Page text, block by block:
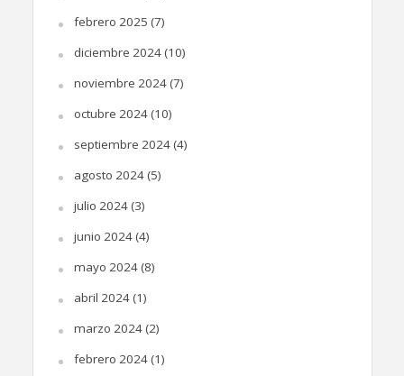
febrero 2025 (7)
diciembre 2024(10)
noviembre 2024(7)
octubre 2024(10)
septiembre 2024(4)
agosto 2024(5)
julio 2024(3)
junio 2024(4)
mayo 2024(8)
abril 2024(1)
marzo 2024(2)
febrero 2024(1)